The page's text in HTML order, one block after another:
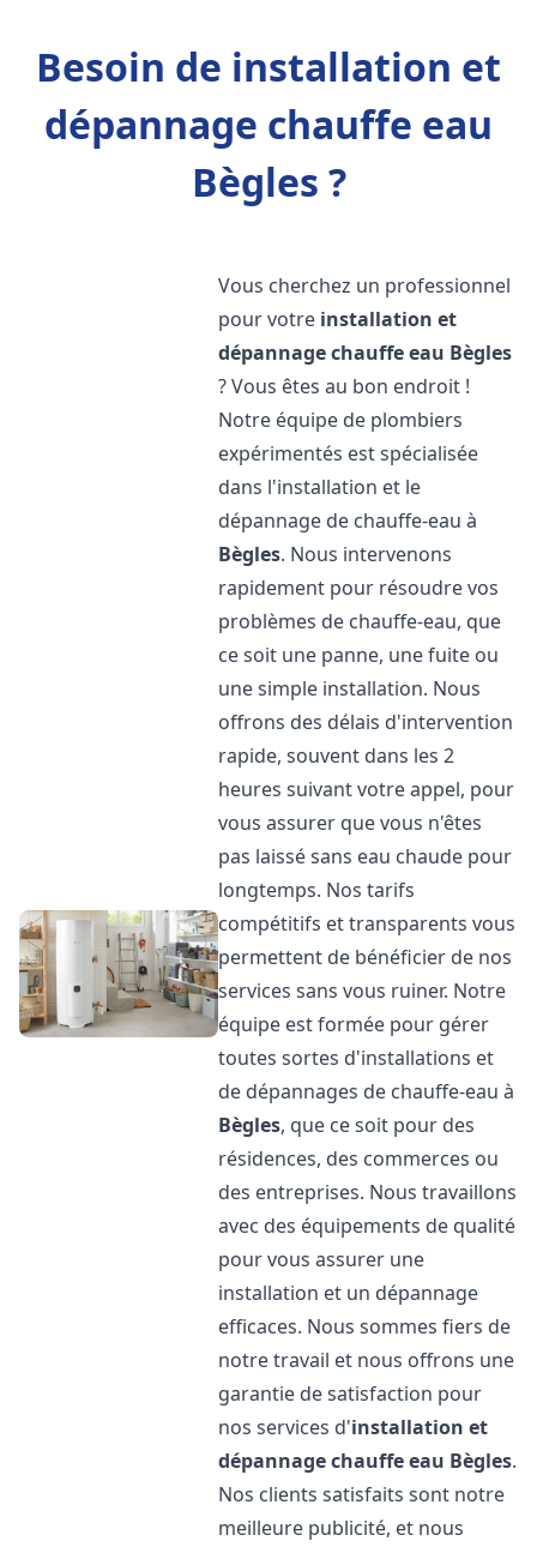
Besoin de installation et
dépannage chauffe eau
Bègles ?
Vous cherchez un professionnel
pour votre installation et
dépannage chauffe eau Bègles
? Vous êtes au bon endroit !
Notre équipe de plombiers
expérimentés est spécialisée
dans l'installation et le
dépannage de chauffe-eau à
Bègles. Nous intervenons
rapidement pour résoudre vos
problèmes de chauffe-eau, que
ce soit une panne, une fuite ou
une simple installation. Nous
offrons des délais d'intervention
rapide, souvent dans les 2
heures suivant votre appel, pour
vous assurer que vous n'êtes
pas laissé sans eau chaude pour
longtemps. Nos tarifs
compétitifs et transparents vous
permettent de bénéficier de nos
services sans vous ruiner. Notre
équipe est formée pour gérer
toutes sortes d'installations et
de dépannages de chauffe-eau à
Bègles, que ce soit pour des
résidences, des commerces ou
des entreprises. Nous travaillons
avec des équipements de qualité
pour vous assurer une
installation et un dépannage
efficaces. Nous sommes fiers de
notre travail et nous offrons une
garantie de satisfaction pour
nos services d'installation et
dépannage chauffe eau Bègles.
Nos clients satisfaits sont notre
meilleure publicité, et nous